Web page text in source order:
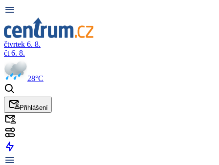
čtvrtek 6. 8.
čt 6. 8.
28°C
Přihlášení